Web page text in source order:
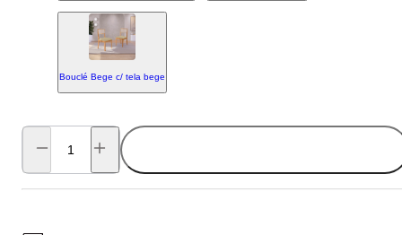
Bouclé Bege c/ tela bege